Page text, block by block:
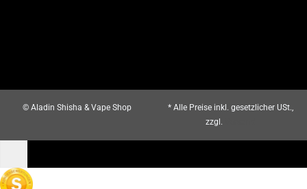
© Aladin Shisha & Vape Shop
* Alle Preise inkl. gesetzlicher USt.,
zzgl.